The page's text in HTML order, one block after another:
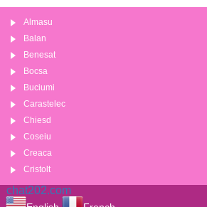
Almasu
Balan
Benesat
Bocsa
Buciumi
Carastelec
Chiesd
Coseiu
Creaca
Cristolt
chat202.com